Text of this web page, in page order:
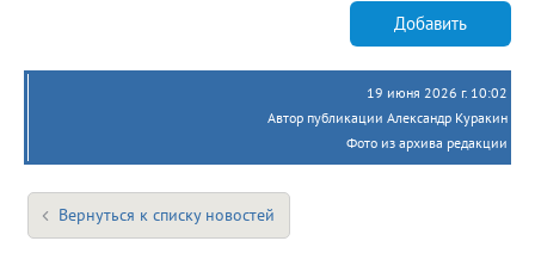
Добавить
19 июня 2026 г. 10:02
Автор публикации Александр Куракин
Фото из архива редакции
Вернуться к списку новостей